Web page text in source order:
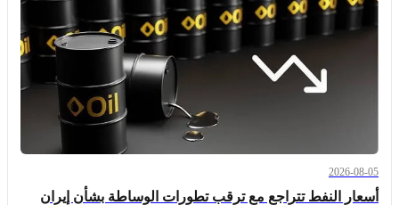
2026-08-05
أسعار النفط تتراجع مع ترقب تطورات الوساطة بشأن إيران